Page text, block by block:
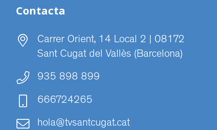
Contacta
Carrer Orient, 14 Local 2 | 08172
Sant Cugat del Vallès (Barcelona)
935 898 899
666724265
hola@tvsantcugat.cat